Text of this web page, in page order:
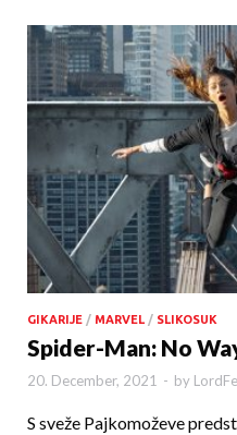
GIKARIJE / MARVEL / SLIKOSUK
Spider-Man: No
20. December, 2021 - by
S sveže Pajkomoževe